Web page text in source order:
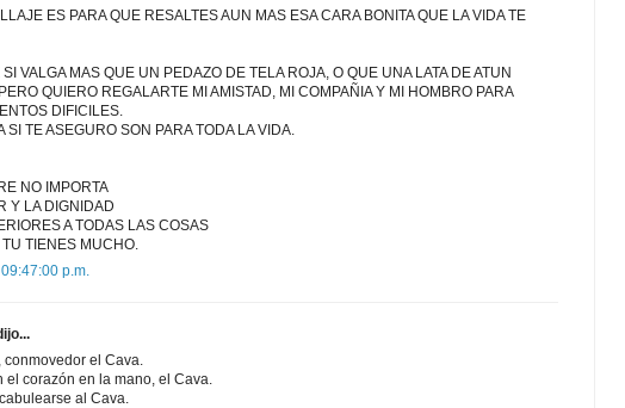
ES PARA QUE RESALTES AUN MAS ESA CARA BONITA QUE LA VIDA TE
VALGA MAS QUE UN PEDAZO DE TELA ROJA, O QUE UNA LATA DE ATUN
QUIERO REGALARTE MI AMISTAD, MI COMPAÑIA Y MI HOMBRO PARA
DIFICILES.
SI TE ASEGURO SON PARA TODA LA VIDA.
NO IMPORTA
Y LA DIGNIDAD
A TODAS LAS COSAS
TIENES MUCHO.
p.m.
conmovedor el Cava.
el corazón en la mano, el Cava.
al Cava.